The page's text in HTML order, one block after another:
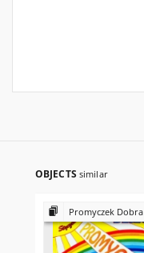
OBJECTS similar
Promyczek Dobra